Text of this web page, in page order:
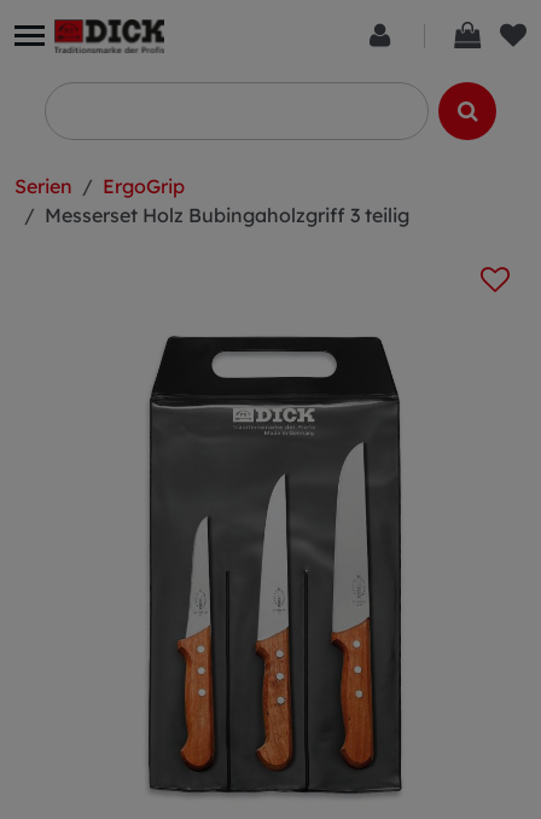
Serien
ErgoGrip
Messerset Holz Bubingaholzgriff 3 teilig